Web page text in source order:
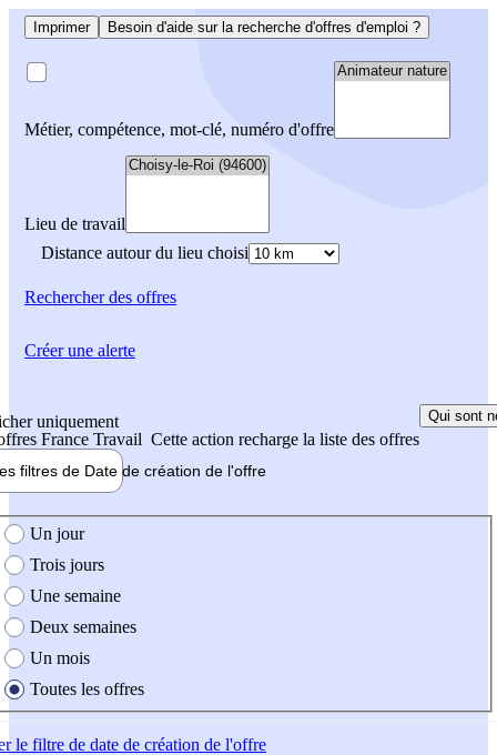
Imprimer Besoin d'aide sur la recherche d'offres d'emploi ?
Métier, compétence, mot-clé, numéro d'offre
Lieu de travail
Distance autour du lieu choisi
Rechercherdes offres
uniquement
France Travail Cette action recharge la liste des offres
Qui sont
filtres de Date de création de l'offre
création de l'offre
Un jour
Trois jours
Une semaine
Deux semaines
Un mois
Toutes les offres
le filtre de date de création de l'offre
Créer une alerte